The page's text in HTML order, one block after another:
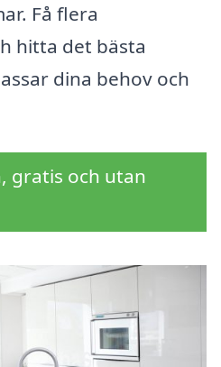
Få flera
hitta det bästa
dina behov och
gratis och utan